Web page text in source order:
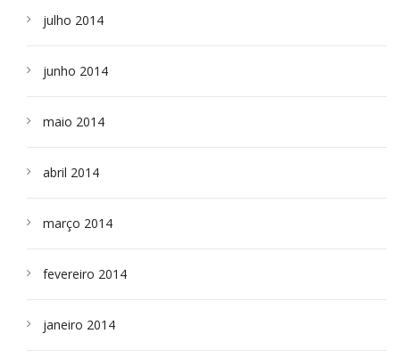
julho 2014
junho 2014
maio 2014
abril 2014
março 2014
fevereiro 2014
janeiro 2014